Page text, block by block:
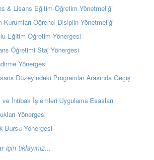
& Lisans Eğitim-Öğretim Yönetmeliği
Kurumları Öğrenci Disiplin Yönetmeliği
Eğitim Öğretim Yönergesi
Öğretimi Staj Yönergesi
Yönergesi
Düzeyindeki Programlar Arasında Geçiş
İntibak İşlemleri Uygulama Esasları
Yönergesi
Bursu Yönergesi
tıklayınız...